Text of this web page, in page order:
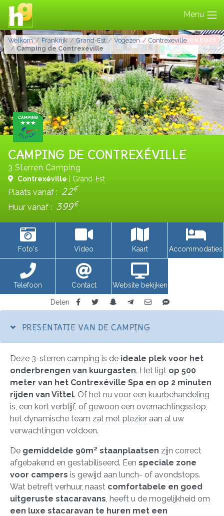
Menu
TOPKEUZE
Welkom Frankrijk Grand-Est Vogezen
Contrexéville
Camping de Contrexéville
CAMPING DE CONTREXÉVILLE
3 Sterren Camping
Contrexéville | Grand-Est
Plaats vanaf : 22€
Huur vanaf : 399€
Foto's Video Kaart Accommodaties
Telefoon Contact Website bekijken
Delen
PRESENTATIE VAN DE CAMPING
Deze 3-sterren camping is de ideale plek voor het
onderbrengen van kuurgasten. Het ligt op 500
meter van het Contrexéville Spa en op 2 minuten
rijden van Vittel. Of het nu voor een kuurbehandeling
is, een kort verblijf, of gewoon een overnachtingsstop,
het dynamische team zal met plezier aan al uw
verwachtingen voldoen.
De gemiddelde 90m² staanplaatsen zijn correct
afgebakend en gestabiliseerd. Een speciale zone
voor campers is gewijd aan lunch- of avondstops.
Wat betreft verhuur, naast comfortabele en goed
uitgeruste stacaravans , heeft u de mogelijkheid om
een luxe stacaravan te huren met een